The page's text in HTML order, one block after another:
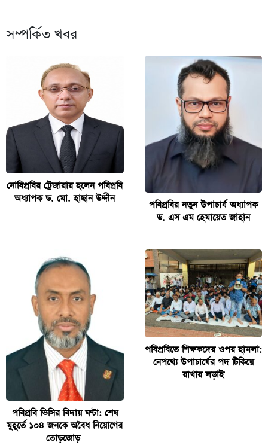
সম্পর্কিত খবর
নোবিপ্রবির ট্রেজারার হলেন পবিপ্রবি
অধ্যাপক ড. মো. হাছান উদ্দীন
পবিপ্রবির নতুন উপাচার্য অধ্যাপক
ড. এস এম হেমায়েত জাহান
পবিপ্রবি ভিসির বিদায় ঘণ্টা: শেষ
মুহূর্তে ১০৪ জনকে অবৈধ নিয়োগের
তোড়জোড়
পবিপ্রবিতে শিক্ষকদের ওপর হামলা:
নেপথ্যে উপাচার্যের পদ টিকিয়ে
রাখার লড়াই